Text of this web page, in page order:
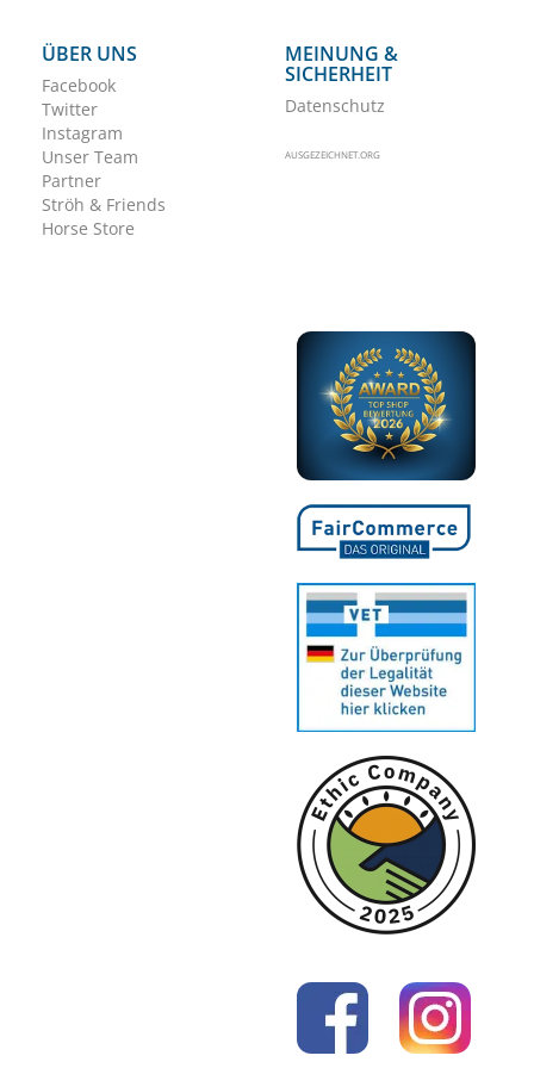
ÜBER UNS
Facebook
Twitter
Instagram
Unser Team
Partner
Ströh & Friends
Horse Store
MEINUNG &
SICHERHEIT
Datenschutz
AUSGEZEICHNET.ORG